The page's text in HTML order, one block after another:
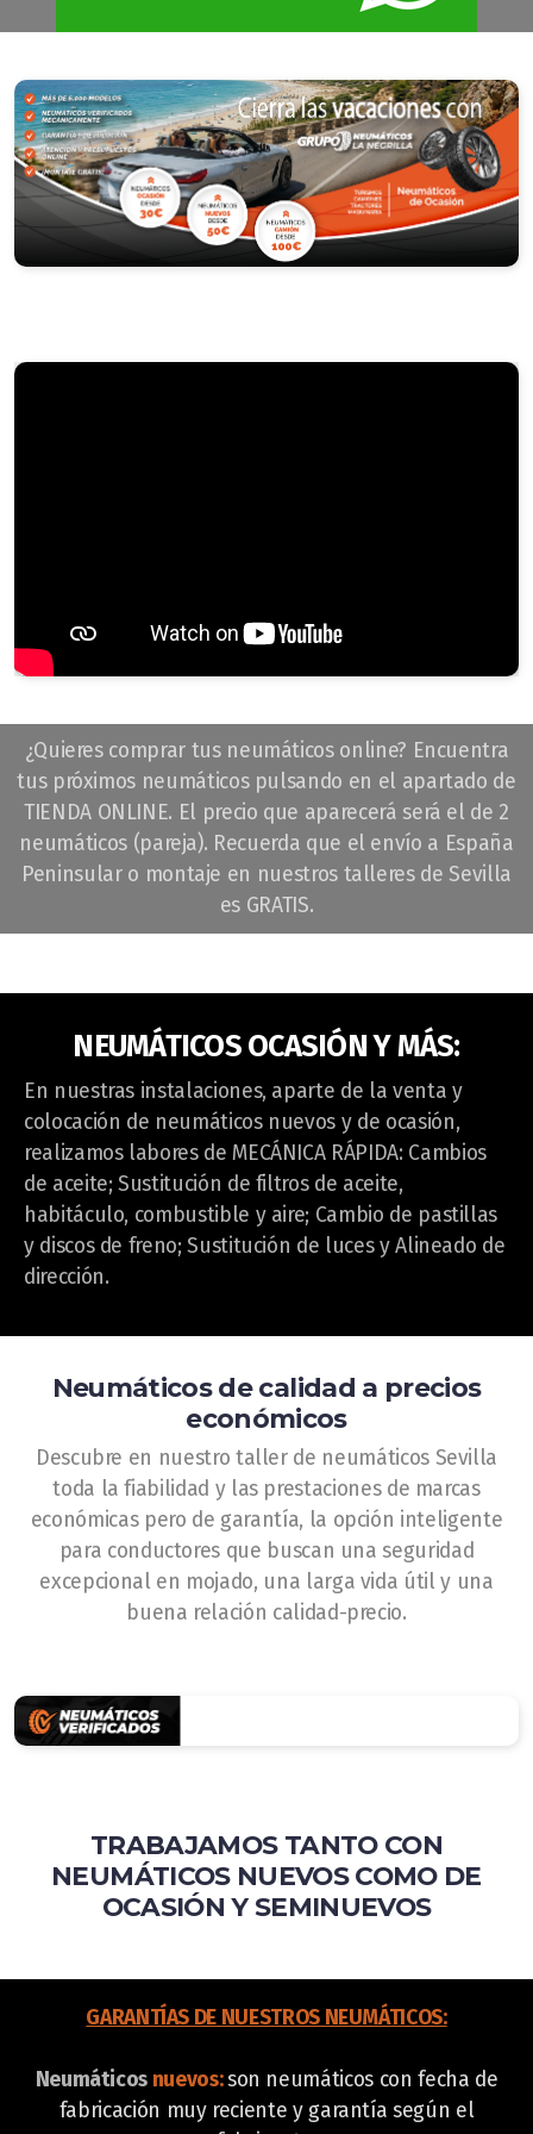
¿Quieres comprar tus neumáticos online? Encuentra
tus próximos neumáticos pulsando en el apartado de
TIENDA ONLINE. El precio que aparecerá será el de 2
neumáticos (pareja). Recuerda que el envío a España
Peninsular o montaje en nuestros talleres de Sevilla
es GRATIS.
NEUMÁTICOS OCASIÓN Y MÁS:
En nuestras instalaciones, aparte de la venta y
colocación de neumáticos nuevos y de ocasión,
realizamos labores de MECÁNICA RÁPIDA: Cambios
de aceite; Sustitución de filtros de aceite,
habitáculo, combustible y aire; Cambio de pastillas
y discos de freno; Sustitución de luces y Alineado de
dirección.
Neumáticos de calidad a precios
económicos
Descubre en nuestro taller de neumáticos Sevilla
toda la fiabilidad y las prestaciones de marcas
económicas pero de garantía, la opción inteligente
para conductores que buscan una seguridad
excepcional en mojado, una larga vida útil y una
buena relación calidad-precio.
TRABAJAMOS TANTO CON
NEUMÁTICOS NUEVOS COMO DE
OCASIÓN Y SEMINUEVOS
GARANTÍAS DE NUESTROS NEUMÁTICOS:
Neumáticos nuevos:son neumáticos con fecha de
fabricación muy reciente y garantía según el
Fotos
Vídeos
PRESUPUESTOS
Dónde estamos